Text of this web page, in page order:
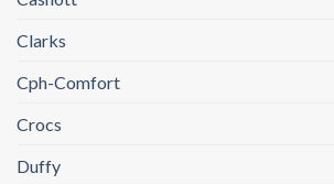
Clarks
Cph-Comfort
Crocs
Duffy